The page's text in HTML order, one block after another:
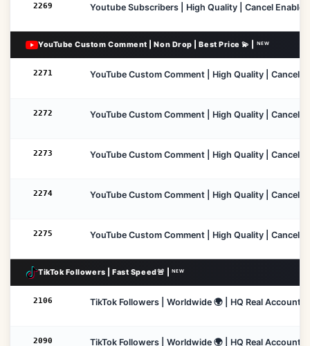
2269 Youtube Subscribers | High Quality | Cancel
YouTube Custom Comment | Non Drop | Best Price 💫 | ᴺᴱᵂ
2271 YouTube Custom Comment | High Quality | Cancel
2272 YouTube Custom Comment | High Quality | Cancel
2273 YouTube Custom Comment | High Quality | Cancel
2274 YouTube Custom Comment | High Quality | Cancel
2275 YouTube Custom Comment | High Quality | Cancel
TikTok Followers | Fast Speed🚨 | ᴺᴱᵂ
2106 TikTok Followers | Worldwide 🌍 | HQ Real
2090 TikTok Followers | Worldwide 🌍 | HQ Real